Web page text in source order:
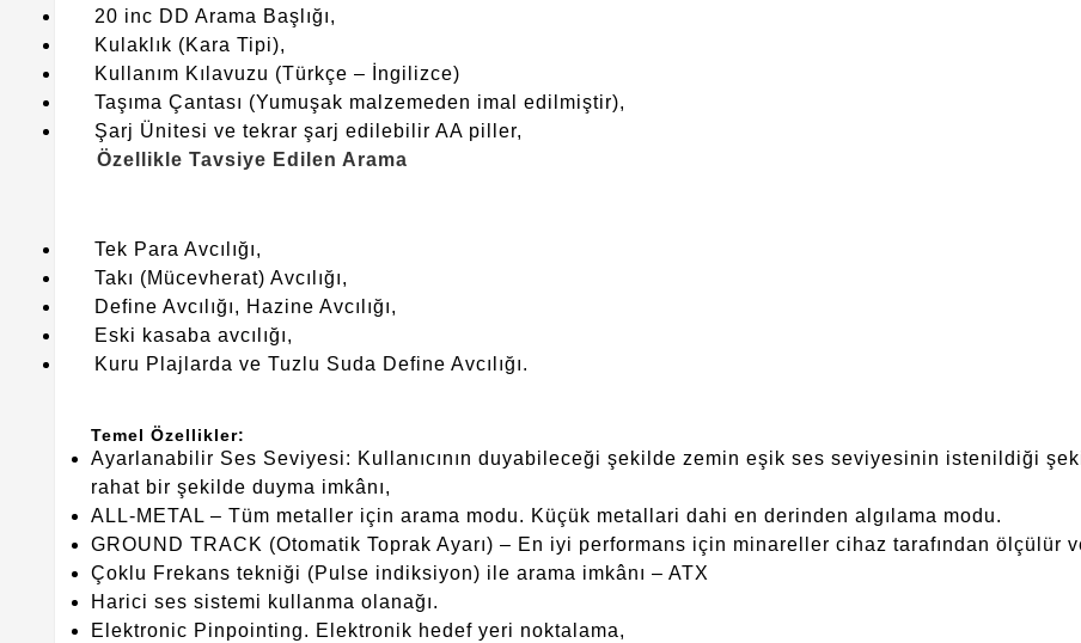
20 inc DD Arama Başlığı,
Kulaklık (Kara Tipi),
Kullanım Kılavuzu (Türkçe – İngilizce)
Taşıma Çantası (Yumuşak malzemeden imal edilmiştir),
Şarj Ünitesi ve tekrar şarj edilebilir AA piller,
Özellikle Tavsiye Edilen Arama
Tek Para Avcılığı,
Takı (Mücevherat) Avcılığı,
Define Avcılığı, Hazine Avcılığı,
Eski kasaba avcılığı,
Kuru Plajlarda ve Tuzlu Suda Define Avcılığı.
Temel Özellikler:
Ayarlanabilir Ses Seviyesi: Kullanıcının duyabileceği şekilde zemin eşik ses seviyesinin istenildiği
rahat bir şekilde duyma imkânı,
ALL-METAL – Tüm metaller için arama modu. Küçük metallari dahi en derinden algılama modu.
GROUND TRACK (Otomatik Toprak Ayarı) – En iyi performans için minareller cihaz tarafından ölçülür
Çoklu Frekans tekniği (Pulse indiksiyon) ile arama imkânı – ATX
Harici ses sistemi kullanma olanağı.
Elektronic Pinpointing. Elektronik hedef yeri noktalama,